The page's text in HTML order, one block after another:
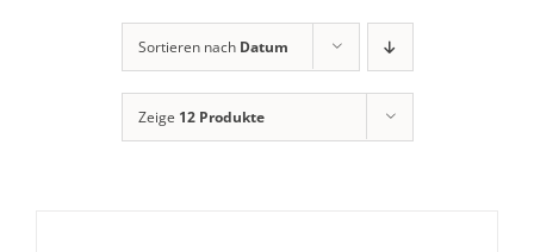
Sortieren nach Datum
Zeige 12 Produkte